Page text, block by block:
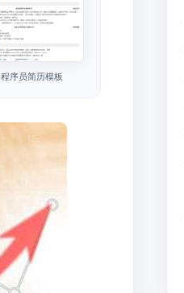
程序员简历模板